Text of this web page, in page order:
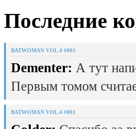
Последние
BATWOMAN VOL.4 #001
Dementer: А тут
Первым томом
BATWOMAN VOL.4 #001